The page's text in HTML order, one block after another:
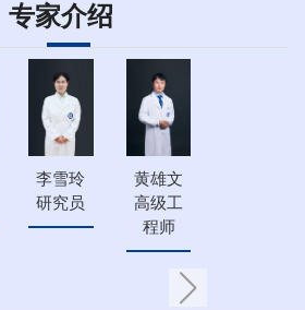
专家介绍
李雪玲
研究员
黄雄文
高级工
程师